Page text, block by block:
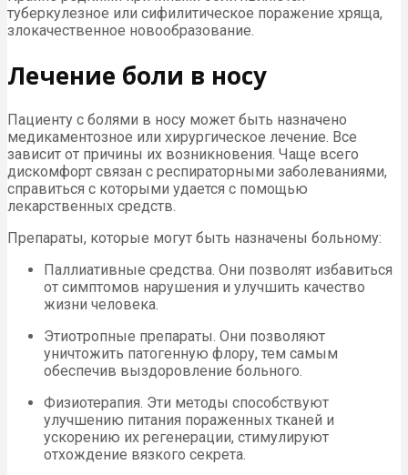
туберкулезное или сифилитическое поражение хряща,
злокачественное новообразование.
Лечение боли в носу
Пациенту с болями в носу может быть назначено
медикаментозное или хирургическое лечение. Все
зависит от причины их возникновения. Чаще всего
дискомфорт связан с респираторными заболеваниями,
справиться с которыми удается с помощью
лекарственных средств.
Препараты, которые могут быть назначены больному:
Паллиативные средства. Они позволят избавиться
от симптомов нарушения и улучшить качество
жизни человека.
Этиотропные препараты. Они позволяют
уничтожить патогенную флору, тем самым
обеспечив выздоровление больного.
Физиотерапия. Эти методы способствуют
улучшению питания пораженных тканей и
ускорению их регенерации, стимулируют
отхождение вязкого секрета.